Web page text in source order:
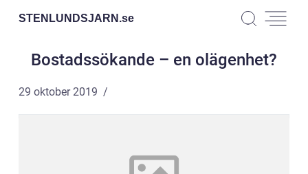
STENLUNDSJARN.se
Bostadssökande – en olägenhet?
29 oktober 2019